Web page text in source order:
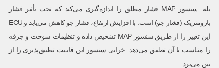
بله. سنسور MAP فشار مطلق را اندازه‌گیری می‌کند که تحت تأثیر فشار
بارومتریک (فشار جو) است. با افزایش ارتفاع، فشار جو کاهش می‌یابد و ECU
این تغییر را از طریق سنسور MAP تشخیص داده و تنظیمات سوخت و جرقه
را متناسب با آن تطبیق می‌دهد. خرابی سنسور این قابلیت تطبیق‌پذیری را از
بین می‌برد.